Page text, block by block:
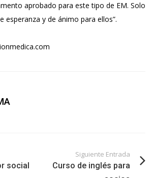
aprobado para este tipo de EM. Solo
esperanza y de ánimo para ellos”.
social
Siguiente Entrada
Curso de inglés para